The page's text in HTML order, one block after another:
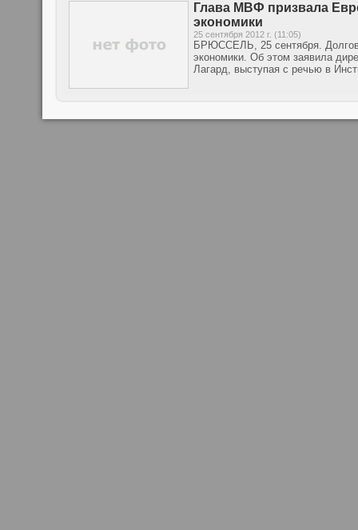
Глава МВФ призвала
экономики
25 сентября 2012 г. (11:05)
БРЮССЕЛЬ, 25 сентября.
экономики. Об этом заявила
Лагард, выступая с речью в